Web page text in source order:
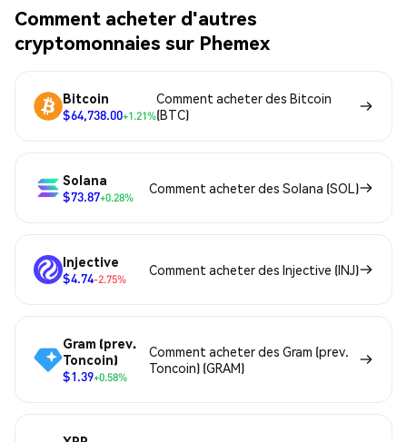
Comment acheter d'autres
cryptomonnaies sur Phemex
Bitcoin
$64,738.00+1.21%
Comment acheter des Bitcoin
(BTC)
Solana
$73.87+0.28%
Comment acheter des Solana (SOL)
Injective
$4.74-2.75%
Comment acheter des Injective (INJ)
Gram (prev.
Toncoin)
$1.39+0.58%
Comment acheter des Gram (prev.
Toncoin) (GRAM)